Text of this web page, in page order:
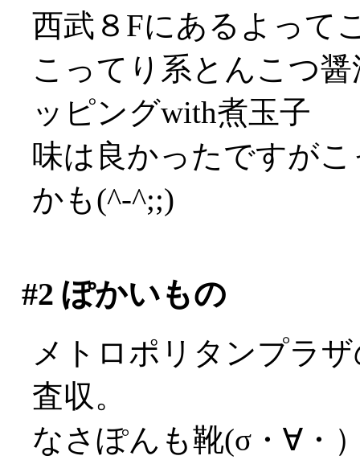
西武８Fにあるよって
こってり系とんこつ
ッピングwith煮玉子
味は良かったですが
かも(^-^;;)
#2 ぽかいもの
メトロポリタンプラ
査収。
なさぽんも靴(σ・∀・